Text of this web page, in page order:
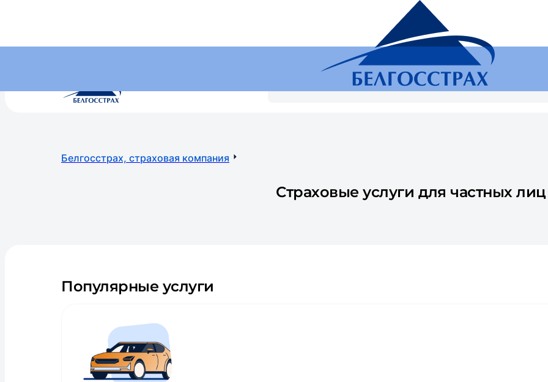
Поиск RU
Бизнесу Онлайн-услуги ОСНСПЗ
Белгосстрах, страховая компания
Страховые услуги для частных лиц
Популярные услуги